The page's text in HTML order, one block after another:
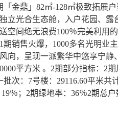
「金鼎」82㎡-128㎡极致拓展
立光合生态舱，入户花园、
空间绝无浪费100％完美利用
期销售火爆，1000多名光明业
向，呈现一派繁华中悠享宁
平方米 。2期部分指标：2
次：7号楼：29116.60平米共
％；2期绿地率：36％2期总户